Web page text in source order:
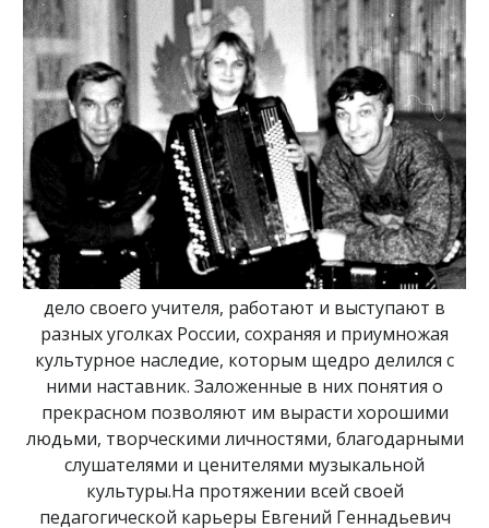
дело своего учителя, работают и выступают в
разных уголках России, сохраняя и приумножая
культурное наследие, которым щедро делился с
ними наставник. Заложенные в них понятия о
прекрасном позволяют им вырасти хорошими
людьми, творческими личностями, благодарными
слушателями и ценителями музыкальной
культуры.На протяжении всей своей
педагогической карьеры Евгений Геннадьевич